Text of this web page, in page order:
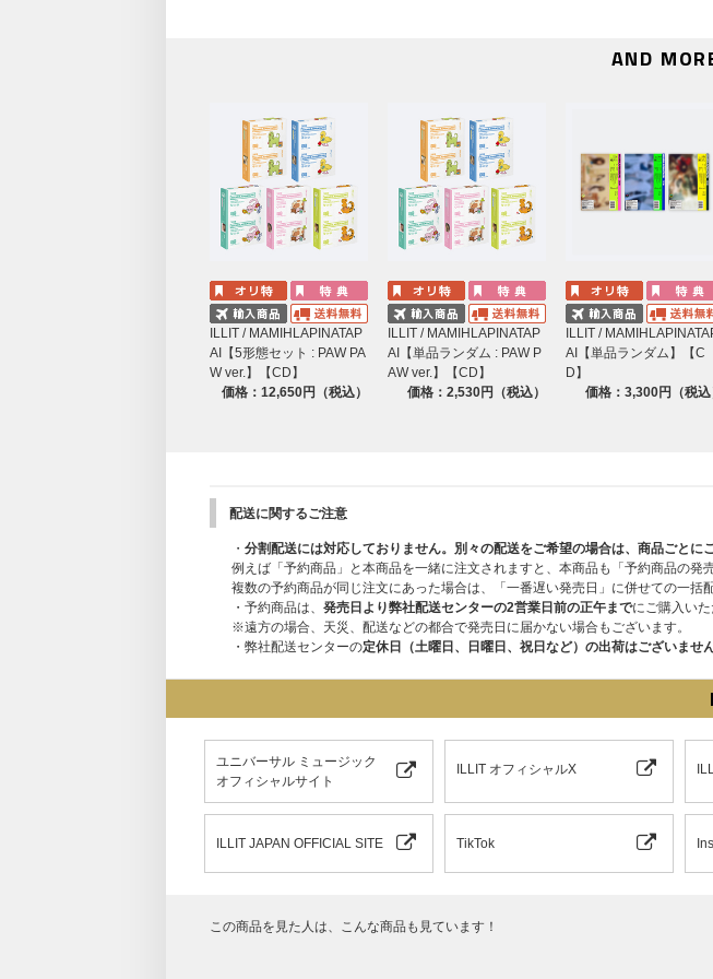
AND
ILLIT / MAMIHLAPINATAP
AI【5形態セット : PAW PA
W ver.】【CD】
価格：12,650円（税込）
ILLIT / MAMIHLAPINATAP
AI【単品ランダム : PAW P
AW ver.】【CD】
価格：2,530円（税込）
ILLIT /
AI【単品ランダム】【C
D】
価格：3,300円（税込
配送に関するご注意
・ 分割配送には対応しておりません。別々の配送をご希望の場合は、商品ごとに
例えば「予約商品」と本商品を一緒に注文されますと、本商品も「予約商品の発
複数の予約商品が同じ注文にあった場合は、「一番遅い発売日」に併せての一括
・予約商品は、 発売日より弊社配送センターの2営業日前の正午までにご購入いた
※遠方の場合、天災、配送などの都合で発売日に届かない場合もございます。
・弊社配送センターの定休日（土曜日、日曜日、祝日など）の出荷はございません
ユニバーサル ミュージック
オフィシャルサイト
ILLIT オフィシャルX
ILLIT JAPAN OFFICIAL SITE TikTok
この商品を見た人は、こんな商品も見ています！